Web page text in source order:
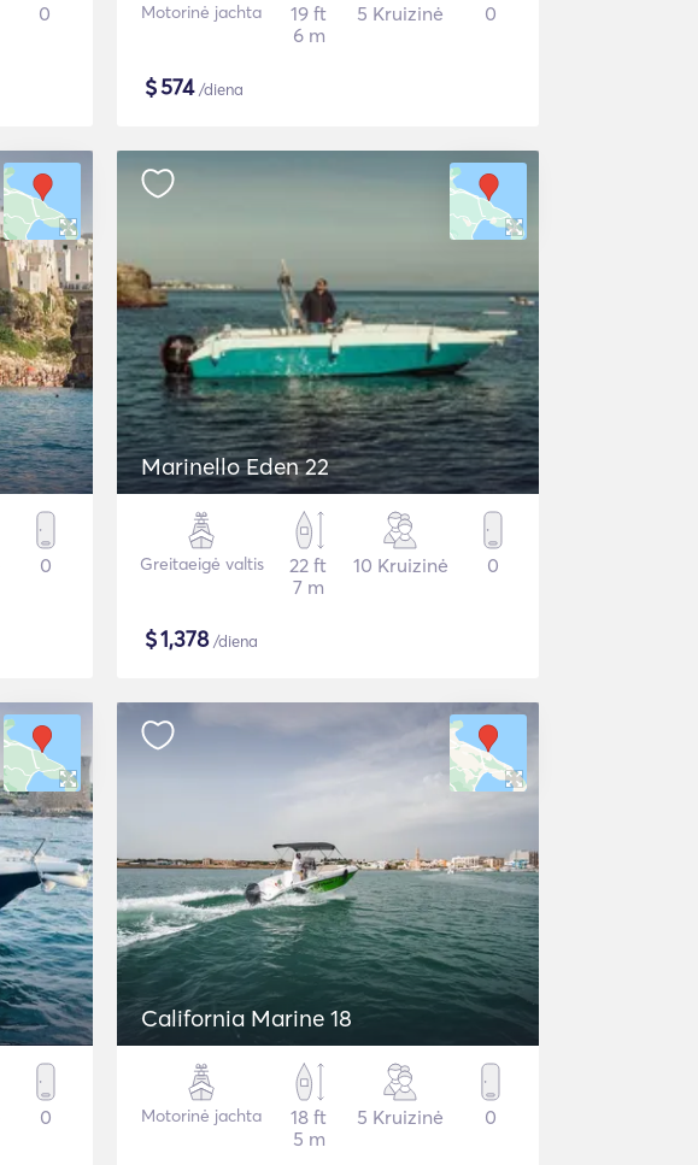
0 Motorinė jachta
19 ft
6 m
5 Kruizinė 0
$574/diena
0
Marinello Eden 22
Greitaeigė valtis
22 ft
7 m
10 Kruizinė 0
$1,378/diena
0
California Marine 18
Motorinė jachta
18 ft
5 m
5 Kruizinė 0